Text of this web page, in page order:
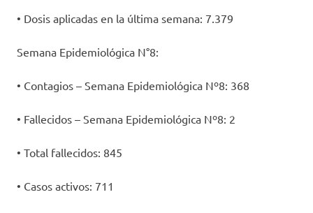
• Dosis aplicadas en la última semana: 7.379
Semana Epidemiológica N°8:
• Contagios – Semana Epidemiológica Nº8: 368
• Fallecidos – Semana Epidemiológica Nº8: 2
• Total fallecidos: 845
• Casos activos: 711